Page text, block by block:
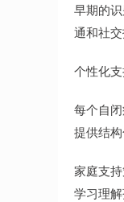
早期的
通和社交
个性化
每个自
提供结
家庭支
学习理